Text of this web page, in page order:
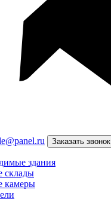
Заказать звонок
здания
склады
камеры